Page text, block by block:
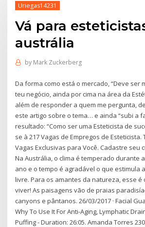
Uriegas14231
Vá para
austrália
by Mark Zuckerberg
Da forma como está o mercado, “Deve ser
teu negócio, ainda por cima na área da
além de responder a quem me pergunta,
este artigo sobre o tema… e ainda “subi a
resultado: “Como ser uma Esteticista de
se à 217 Vagas de Empregos de Esteticista.
Vagas Exclusivas para Você. Cadastre seu
Na Austrália, o clima é temperado durante
ano e o tempo é agradável o que estimula
livre. Para os amantes da natureza, esse é
viver! As paisagens vão de praias
canyons e pântanos. 26/03/2017 · Facial
Why To Use It For Anti-Aging, Lymphatic
Puffing - Duration: 26:05. Amanda Torres